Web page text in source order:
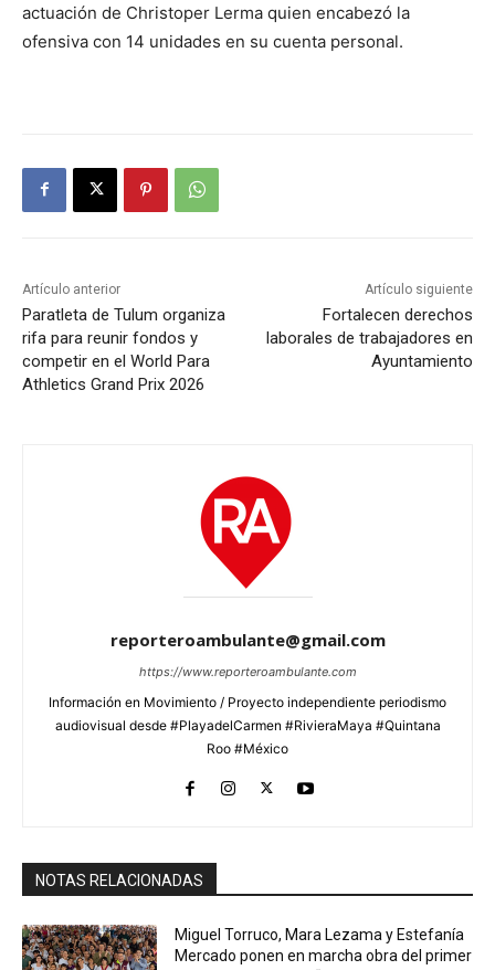
actuación de Christoper Lerma quien encabezó la
ofensiva con 14 unidades en su cuenta personal.
Artículo anterior
Paratleta de Tulum organiza
rifa para reunir fondos y
competir en el World Para
Athletics Grand Prix 2026
Artículo siguiente
Fortalecen derechos
laborales de trabajadores en
Ayuntamiento
reporteroambulante@gmail.com
https://www.reporteroambulante.com
Información en Movimiento / Proyecto independiente periodismo
audiovisual desde #PlayadelCarmen #RivieraMaya #Quintana
Roo #México
NOTAS RELACIONADAS
Miguel Torruco, Mara Lezama y Estefanía
Mercado ponen en marcha obra del primer